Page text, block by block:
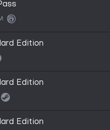
Edition
Edition
Edition